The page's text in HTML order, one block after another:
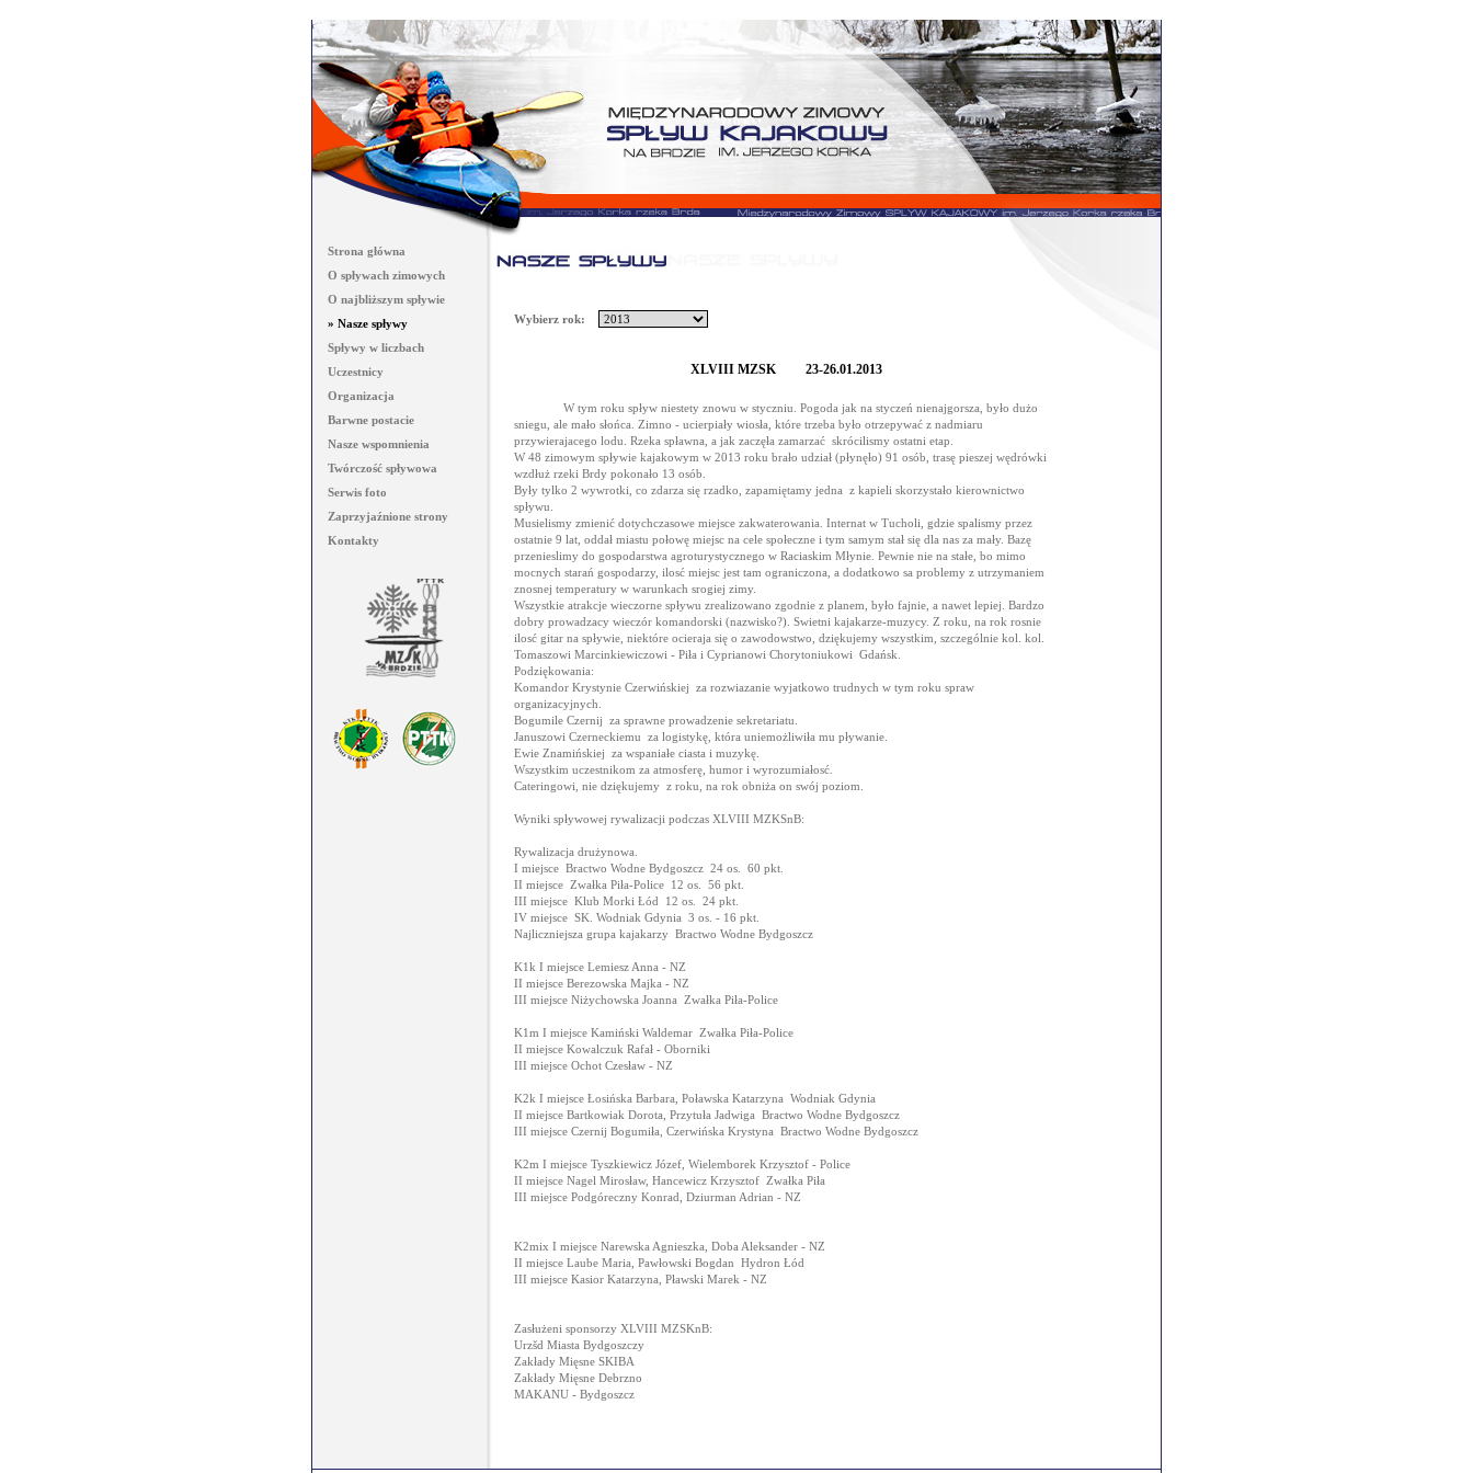
Strona główna
O spływach zimowych
O najbliższym spływie
» Nasze spływy
Spływy w liczbach
Uczestnicy
Organizacja
Barwne postacie
Nasze wspomnienia
Twórczość spływowa
Serwis foto
Zaprzyjaźnione strony
Kontakty
Wybierz rok:
XLVIII MZSK 23-26.01.2013
W tym roku spływ niestety znowu w styczniu. Pogoda jak na styczeń nienajgorsza, było dużo
sniegu, ale mało słońca. Zimno - ucierpiały wiosła, które trzeba było otrzepywać z nadmiaru
przywierajacego lodu. Rzeka spławna, a jak zaczęła zamarzać  skrócilismy ostatni etap.
W 48 zimowym spływie kajakowym w 2013 roku brało udział (płynęło) 91 osób, trasę pieszej wędrówki
wzdłuż rzeki Brdy pokonało 13 osób.
Były tylko 2 wywrotki, co zdarza się rzadko, zapamiętamy jedna  z kapieli skorzystało kierownictwo
spływu.
Musielismy zmienić dotychczasowe miejsce zakwaterowania. Internat w Tucholi, gdzie spalismy przez
ostatnie 9 lat, oddał miastu połowę miejsc na cele społeczne i tym samym stał się dla nas za mały. Bazę
przenieslimy do gospodarstwa agroturystycznego w Raciaskim Młynie. Pewnie nie na stałe, bo mimo
mocnych starań gospodarzy, ilosć miejsc jest tam ograniczona, a dodatkowo sa problemy z utrzymaniem
znosnej temperatury w warunkach srogiej zimy.
Wszystkie atrakcje wieczorne spływu zrealizowano zgodnie z planem, było fajnie, a nawet lepiej. Bardzo
dobry prowadzacy wieczór komandorski (nazwisko?). Swietni kajakarze-muzycy. Z roku, na rok rosnie
ilosć gitar na spływie, niektóre ocieraja się o zawodowstwo, dziękujemy wszystkim, szczególnie kol. kol.
Tomaszowi Marcinkiewiczowi - Piła i Cyprianowi Chorytoniukowi  Gdańsk.
Podziękowania:
Komandor Krystynie Czerwińskiej  za rozwiazanie wyjatkowo trudnych w tym roku spraw
organizacyjnych.
Bogumile Czernij  za sprawne prowadzenie sekretariatu.
Januszowi Czerneckiemu  za logistykę, która uniemożliwiła mu pływanie.
Ewie Znamińskiej  za wspaniałe ciasta i muzykę.
Wszystkim uczestnikom za atmosferę, humor i wyrozumiałosć.
Cateringowi, nie dziękujemy  z roku, na rok obniża on swój poziom.
Wyniki spływowej rywalizacji podczas XLVIII MZKSnB:
Rywalizacja drużynowa.
I miejsce  Bractwo Wodne Bydgoszcz  24 os.  60 pkt.
II miejsce  Zwałka Piła-Police  12 os.  56 pkt.
III miejsce  Klub Morki Łód  12 os.  24 pkt.
IV miejsce  SK. Wodniak Gdynia  3 os. - 16 pkt.
Najliczniejsza grupa kajakarzy  Bractwo Wodne Bydgoszcz
K1k I miejsce Lemiesz Anna - NZ
II miejsce Berezowska Majka - NZ
III miejsce Niżychowska Joanna  Zwałka Piła-Police
K1m I miejsce Kamiński Waldemar  Zwałka Piła-Police
II miejsce Kowalczuk Rafał - Oborniki
III miejsce Ochot Czesław - NZ
K2k I miejsce Łosińska Barbara, Poławska Katarzyna  Wodniak Gdynia
II miejsce Bartkowiak Dorota, Przytuła Jadwiga  Bractwo Wodne Bydgoszcz
III miejsce Czernij Bogumiła, Czerwińska Krystyna  Bractwo Wodne Bydgoszcz
K2m I miejsce Tyszkiewicz Józef, Wielemborek Krzysztof - Police
II miejsce Nagel Mirosław, Hancewicz Krzysztof  Zwałka Piła
III miejsce Podgóreczny Konrad, Dziurman Adrian - NZ
K2mix I miejsce Narewska Agnieszka, Doba Aleksander - NZ
II miejsce Laube Maria, Pawłowski Bogdan  Hydron Łód
III miejsce Kasior Katarzyna, Pławski Marek - NZ
Zasłużeni sponsorzy XLVIII MZSKnB:
Urzšd Miasta Bydgoszczy
Zakłady Mięsne SKIBA
Zakłady Mięsne Debrzno
MAKANU - Bydgoszcz